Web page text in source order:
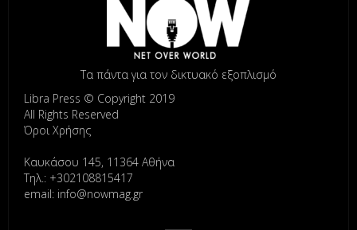
Τα πάντα για τον δικτυακό εξοπλισμό
Libra Press © Copyright 2019
All Rights Reserved
Όροι Χρήσης
Καυκάσου 145, 11364 Αθήνα
Τηλ.: +302108815417
email: info@nowmag.gr